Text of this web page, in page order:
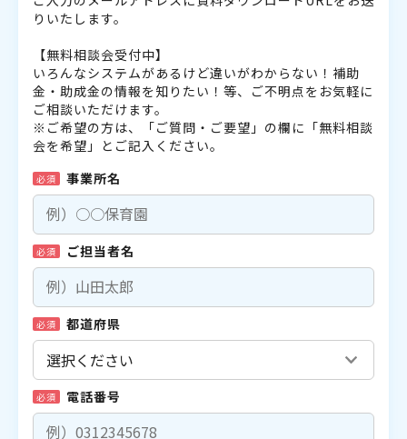
りいたします。
【無料相談会受付中】
いろんなシステムがあるけど違いがわからない！補助
金・助成金の情報を知りたい！等、ご不明点をお気軽に
ご相談いただけます。
※ご希望の方は、「ご質問・ご要望」の欄に「無料相談
会を希望」とご記入ください。
必須 事業所名
必須 ご担当者名
必須 都道府県
必須 電話番号